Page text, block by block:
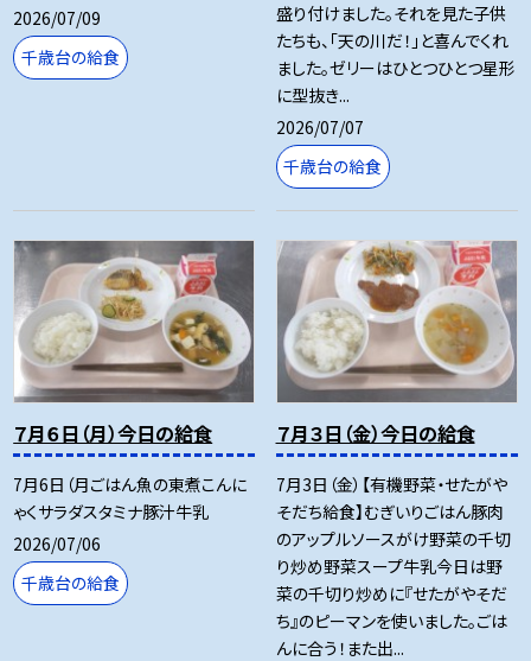
2026/07/09
千歳台の給食
盛り付けました。それを見た子供
たちも、「天の川だ！」と喜んでくれ
ました。ゼリーはひとつひとつ星形
に型抜き...
2026/07/07
千歳台の給食
７月６日（月）今日の給食
7月6日（月ごはん魚の東煮こんに
ゃくサラダスタミナ豚汁牛乳
2026/07/06
千歳台の給食
７月３日（金）今日の給食
7月3日（金）【有機野菜・せたがや
そだち給食】むぎいりごはん豚肉
のアップルソースがけ野菜の千切
り炒め野菜スープ牛乳今日は野
菜の千切り炒めに『せたがやそだ
ち』のピーマンを使いました。ごは
んに合う！また出...